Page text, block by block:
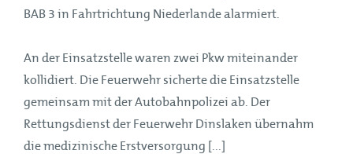
BAB 3 in Fahrtrichtung Niederlande alarmiert.
An der Einsatzstelle waren zwei Pkw miteinander
kollidiert. Die Feuerwehr sicherte die Einsatzstelle
gemeinsam mit der Autobahnpolizei ab. Der
Rettungsdienst der Feuerwehr Dinslaken übernahm
die medizinische Erstversorgung [...]